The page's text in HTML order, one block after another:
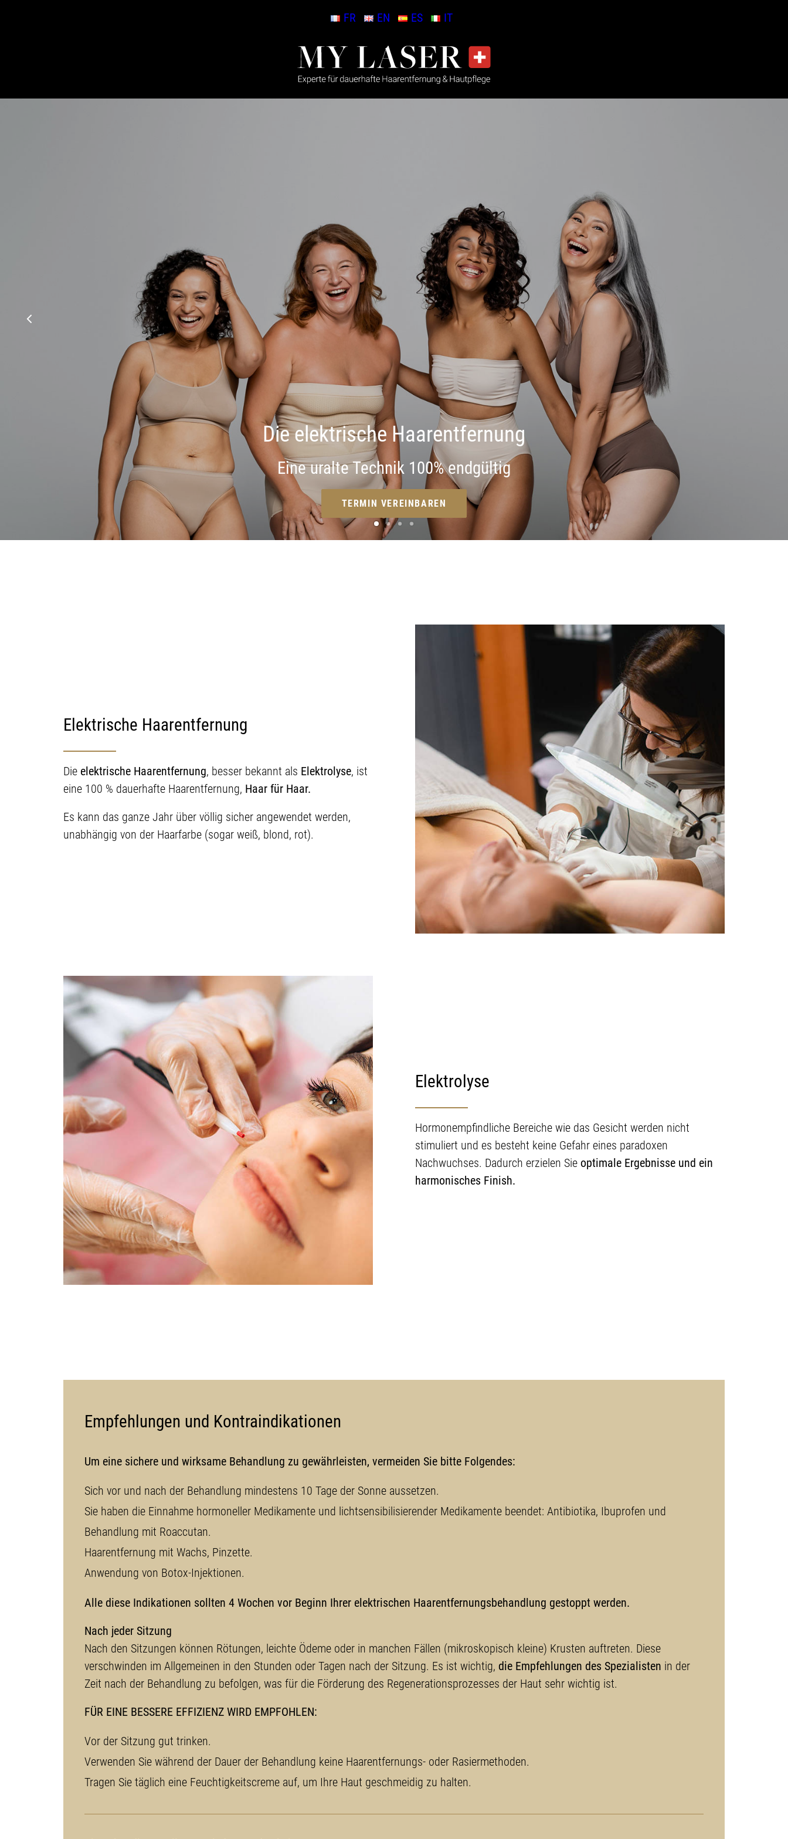
FR EN ES IT
Die elektrische Haarentfernung
Eine uralte Technik 100% endgültig
TERMIN VEREINBAREN
Elektrische Haarentfernung
Die elektrische Haarentfernung, besser bekannt als Elektrolyse, ist
eine 100 % dauerhafte Haarentfernung, Haar für Haar.
Es kann das ganze Jahr über völlig sicher angewendet werden,
unabhängig von der Haarfarbe (sogar weiß, blond, rot).
Elektrolyse
Hormonempfindliche Bereiche wie das Gesicht werden nicht
stimuliert und es besteht keine Gefahr eines paradoxen
Nachwuchses. Dadurch erzielen Sie optimale Ergebnisse und ein
harmonisches Finish.
Empfehlungen und Kontraindikationen
Um eine sichere und wirksame Behandlung zu gewährleisten, vermeiden Sie bitte Folgendes:
Sich vor und nach der Behandlung mindestens 10 Tage der Sonne aussetzen.
Sie haben die Einnahme hormoneller Medikamente und lichtsensibilisierender Medikamente beendet: Antibiotika, Ibuprofen und
Behandlung mit Roaccutan.
Haarentfernung mit Wachs, Pinzette.
Anwendung von Botox-Injektionen.
Alle diese Indikationen sollten 4 Wochen vor Beginn Ihrer elektrischen Haarentfernungsbehandlung gestoppt werden.
Nach jeder Sitzung
Nach den Sitzungen können Rötungen, leichte Ödeme oder in manchen Fällen (mikroskopisch kleine) Krusten auftreten. Diese
verschwinden im Allgemeinen in den Stunden oder Tagen nach der Sitzung. Es ist wichtig, die Empfehlungen des Spezialisten in der
Zeit nach der Behandlung zu befolgen, was für die Förderung des Regenerationsprozesses der Haut sehr wichtig ist.
FÜR EINE BESSERE EFFIZIENZ WIRD EMPFOHLEN:
Vor der Sitzung gut trinken.
Verwenden Sie während der Dauer der Behandlung keine Haarentfernungs- oder Rasiermethoden.
Tragen Sie täglich eine Feuchtigkeitscreme auf, um Ihre Haut geschmeidig zu halten.